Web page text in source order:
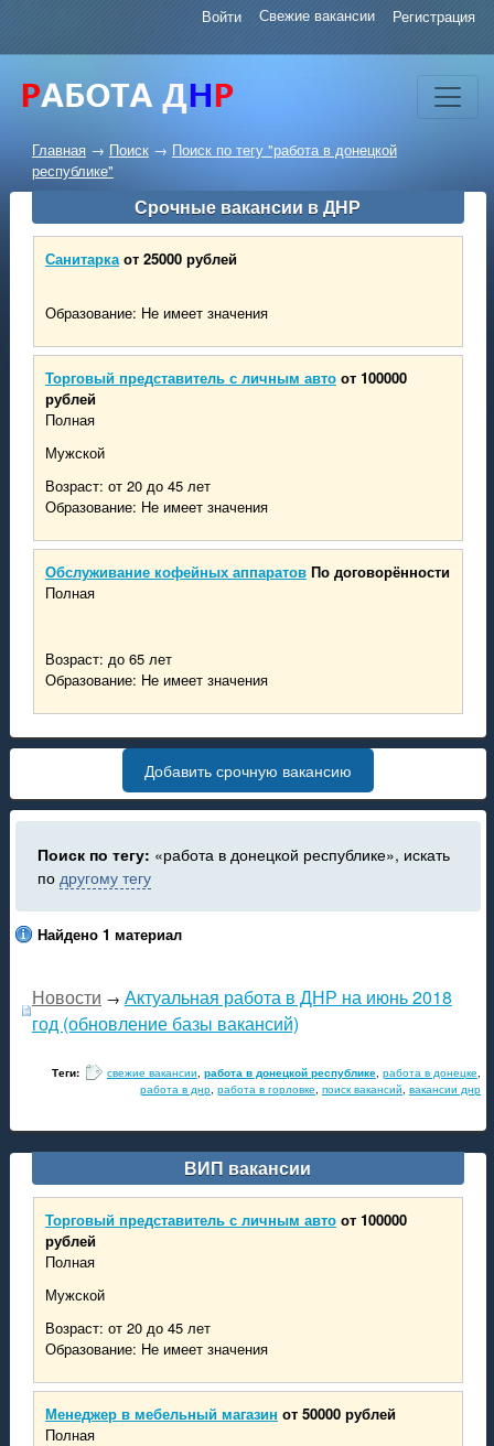
Войти Свежие вакансии Регистрация
Главная → Поиск→ Поиск по тегу "работа в донецкой
республике"
Срочные вакансии в ДНР
Санитарка от 25000 рублей
Образование: Не имеет значения
Торговый представитель с личным авто от 100000
рублей
Полная
Мужской
Возраст: от 20 до 45 лет
Образование: Не имеет значения
Обслуживание кофейных аппаратов По договорённости
Полная
Возраст: до 65 лет
Образование: Не имеет значения
Добавить срочную вакансию
Поиск по тегу: «работа в донецкой республике», искать
по другому тегу
Найдено 1 материал
Новости → Актуальная работа в ДНР на июнь 2018
год (обновление базы вакансий)
Теги: свежие вакансии, работа в донецкой республике, работа в донецке,
работа в днр, работа в горловке, поиск вакансий, вакансии днр
ВИП вакансии
Торговый представитель с личным авто от 100000
рублей
Полная
Мужской
Возраст: от 20 до 45 лет
Образование: Не имеет значения
Менеджер в мебельный магазин от 50000 рублей
Полная